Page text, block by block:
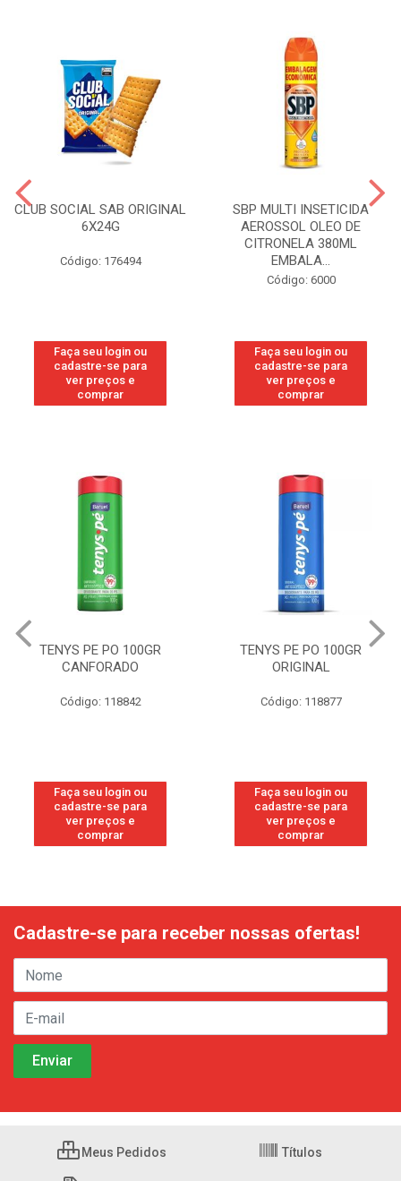
CLUB SOCIAL SAB ORIGINAL
6X24G
Código: 176494
Faça seu login ou
cadastre-se para
ver preços e
comprar
SBP MULTI INSETICIDA
AEROSSOL OLEO DE
CITRONELA 380ML
EMBALA...
Código: 6000
Faça seu login ou
cadastre-se para
ver preços e
comprar
TENYS PE PO 100GR
CANFORADO
Código: 118842
Faça seu login ou
cadastre-se para
ver preços e
comprar
TENYS PE PO 100GR
ORIGINAL
Código: 118877
Faça seu login ou
cadastre-se para
ver preços e
comprar
Cadastre-se para receber nossas ofertas!
Meus Pedidos Títulos